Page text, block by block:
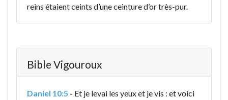
reins étaient ceints d’une ceinture d’or très-pur.
Bible Vigouroux
Daniel 10:5 - Et je levai les yeux et je vis : et voici